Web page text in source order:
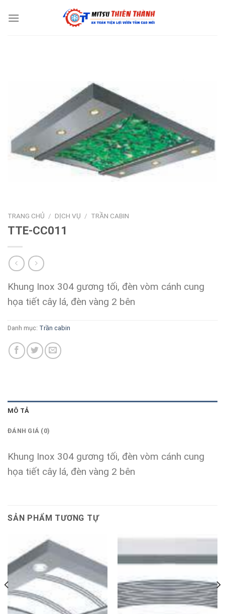
TRANG CHỦ / DỊCH VỤ / TRẦN CABIN
TTE-CC011
Khung Inox 304 gương tối, đèn vòm cánh cung
họa tiết cây lá, đèn vàng 2 bên
Danh mục: Trần cabin
MÔ TẢ
ĐÁNH GIÁ (0)
Khung Inox 304 gương tối, đèn vòm cánh cung
họa tiết cây lá, đèn vàng 2 bên
SẢN PHẨM TƯƠNG TỰ